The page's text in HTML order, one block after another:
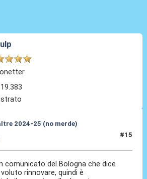
19.383
2024-25 (no merde)
#15
comunicato del Bologna che dice
rinnovare, quindi è